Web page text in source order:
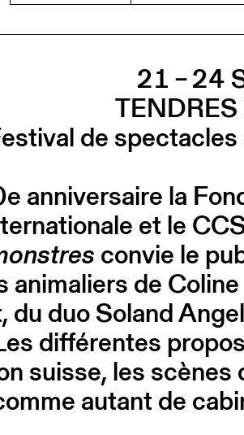
21 – 24
de
anniversaire la
et le
convie le
de
duo Soland
différentes
suisse, les
autant de